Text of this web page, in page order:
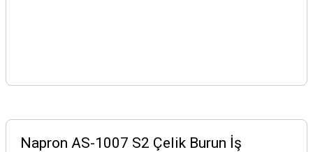
Napron AS-1007 S2 Çelik Burun İş